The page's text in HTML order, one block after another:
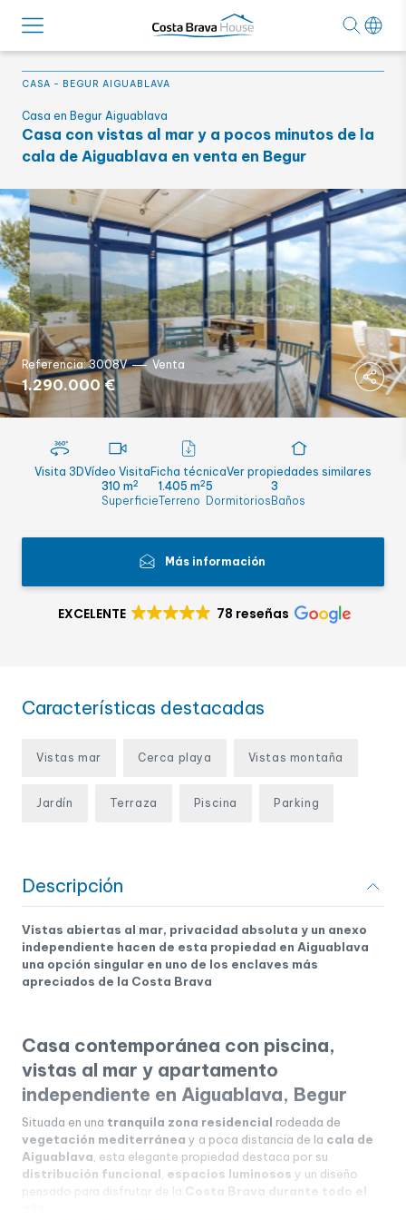
CASA - BEGUR AIGUABLAVA
Casa en Begur Aiguablava
Casa con vistas al mar y a pocos minutos de la
cala de Aiguablava en venta en Begur
Referencia: 3008V Venta
1.290.000 €
Visita 3DVídeo Visita Ficha técnicaVer propiedades similares
310 m2
Superficie
1.405 m2
Terreno
5
Dormitorios
3
Baños
Más información
EXCELENTE 78 reseñas
Características destacadas
Vistas mar Cerca playa Vistas montaña
Jardín Terraza Piscina Parking
Descripción
Vistas abiertas al mar, privacidad absoluta y un anexo
independiente hacen de esta propiedad en Aiguablava
una opción singular en uno de los enclaves más
apreciados de la Costa Brava
Casa contemporánea con piscina,
vistas al mar y apartamento
independiente en Aiguablava, Begur
Situada en una tranquila zona residencial rodeada de
vegetación mediterránea y a poca distancia de la cala de
Aiguablava , esta elegante propiedad destaca por su
distribución funcional espacios luminosos y un diseño
pensado para disfrutar de la Costa Brava durante todo el